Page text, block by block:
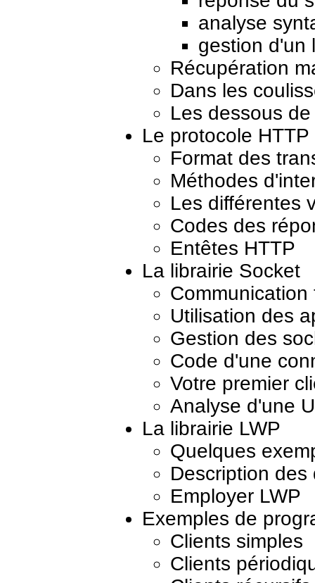
analyse
gestion d'un
Récupération
Dans les
Les dessous
Le protocole HTTP
Format des
Méthodes
Les différentes
Codes des
Entêtes HTTP
La librairie Socket
Utilisation des
Gestion des
Code d'une
Votre premier
Analyse d'une
La librairie LWP
Quelques
Description des
Employer LWP
Exemples de
Clients simples
Clients